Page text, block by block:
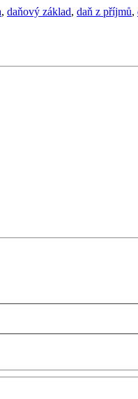
, daňový základ, daň z příjmů,